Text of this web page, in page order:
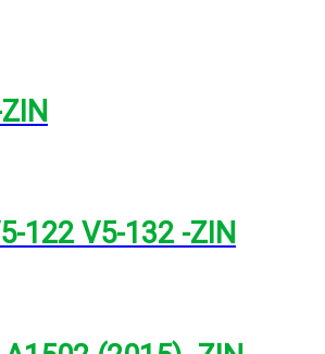
122 V5-132 -ZIN